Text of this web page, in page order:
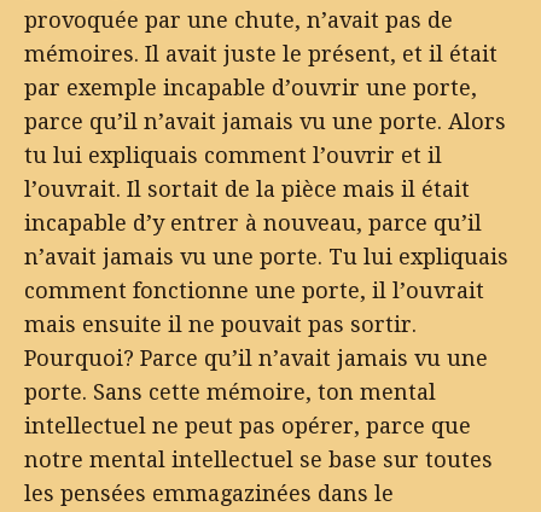
provoquée par une chute, n’avait pas de
mémoires. Il avait juste le présent, et il était
par exemple incapable d’ouvrir une porte,
parce qu’il n’avait jamais vu une porte. Alors
tu lui expliquais comment l’ouvrir et il
l’ouvrait. Il sortait de la pièce mais il était
incapable d’y entrer à nouveau, parce qu’il
n’avait jamais vu une porte. Tu lui expliquais
comment fonctionne une porte, il l’ouvrait
mais ensuite il ne pouvait pas sortir.
Pourquoi? Parce qu’il n’avait jamais vu une
porte. Sans cette mémoire, ton mental
intellectuel ne peut pas opérer, parce que
notre mental intellectuel se base sur toutes
les pensées emmagazinées dans le